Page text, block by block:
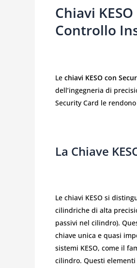
Chiavi
Controllo
Le chiavi KESO con
dell’ingegneria di
Security Card le
La Chiave
Le chiavi KESO si
cilindriche di alta
passivi nel cilindro).
chiave unica e quasi
sistemi KESO, come il
cilindro. Questi